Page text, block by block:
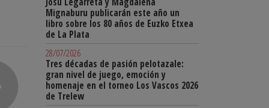
Mignaburu publicarán este año un
libro sobre los 80 años de Euzko Etxea
de La Plata
28/07/2026
Tres décadas de pasión pelotazale:
gran nivel de juego, emoción y
homenaje en el torneo Los Vascos 2026
de Trelew